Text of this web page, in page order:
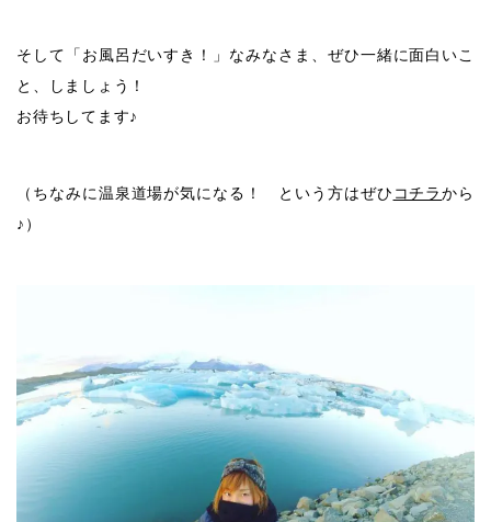
そして「お風呂だいすき！」なみなさま、ぜひ一緒に面白いこ
と、しましょう！
お待ちしてます♪
（ちなみに温泉道場が気になる！ という方はぜひ コチラから
♪）